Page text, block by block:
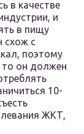
в качестве
и
в пищу
схож с
поэтому
то он должен
10-
ЖКТ,